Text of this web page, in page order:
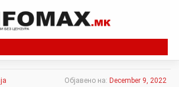
Објавено на: December 9, 2022